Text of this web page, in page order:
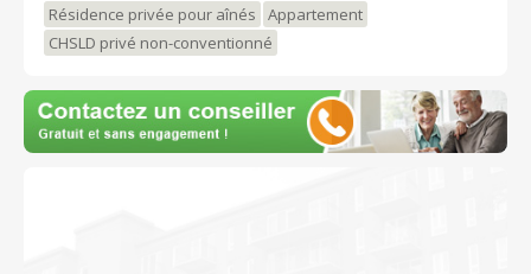
Résidence privée pour aînés
Appartement
CHSLD privé non-conventionné